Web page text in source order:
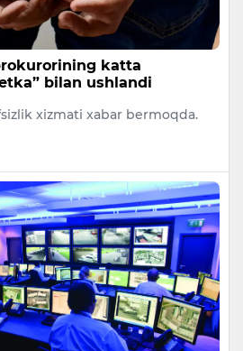
katta
bilan ushlandi
xizmati xabar bermoqda.